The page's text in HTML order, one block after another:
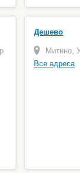
Дешево
Митино,
Все адреса